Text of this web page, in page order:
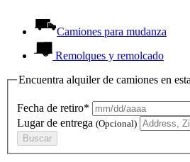
Camiones para mudanza
Remolques y remolcado
Encuentra alquiler de camiones en
Fecha de retiro*
Lugar de entrega (Opcional)
Buscar